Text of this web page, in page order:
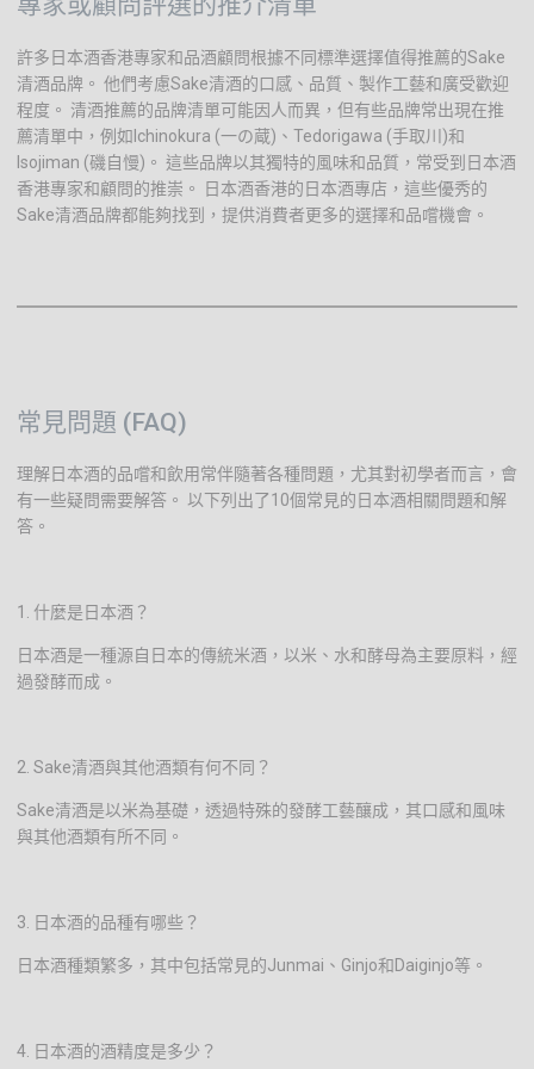
許多日本酒香港專家和品酒顧問根據不同標準選擇值得推薦的Sake
清酒品牌。 他們考慮Sake清酒的口感、品質、製作工藝和廣受歡迎
程度。 清酒推薦的品牌清單可能因人而異，但有些品牌常出現在推
薦清單中，例如Ichinokura (一の蔵)、Tedorigawa (手取川)和
Isojiman (磯自慢)。 這些品牌以其獨特的風味和品質，常受到日本酒
香港專家和顧問的推崇。 日本酒香港的日本酒專店，這些優秀的
Sake清酒品牌都能夠找到，提供消費者更多的選擇和品嚐機會。
常見問題 (FAQ)
理解日本酒的品嚐和飲用常伴隨著各種問題，尤其對初學者而言，會
有一些疑問需要解答。 以下列出了10個常見的日本酒相關問題和解
答。
1. 什麼是日本酒？
日本酒是一種源自日本的傳統米酒，以米、水和酵母為主要原料，經
過發酵而成。
2. Sake清酒與其他酒類有何不同？
Sake清酒是以米為基礎，透過特殊的發酵工藝釀成，其口感和風味
與其他酒類有所不同。
3. 日本酒的品種有哪些？
日本酒種類繁多，其中包括常見的Junmai、Ginjo和Daiginjo等。
4. 日本酒的酒精度是多少？